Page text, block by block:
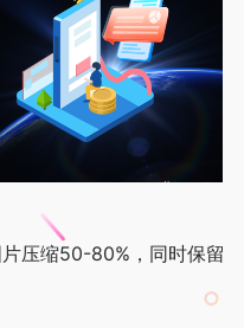
压缩50-80%，同时保留